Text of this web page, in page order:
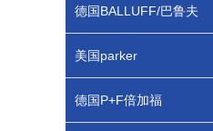
德国BALLUFF/巴鲁夫
美国parker
德国P+F倍加福